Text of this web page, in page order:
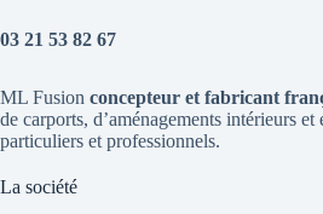
03 21 53 82 67
ML Fusion concepteur et fabricant
de carports, d’aménagements intérieurs
particuliers et professionnels.
La société